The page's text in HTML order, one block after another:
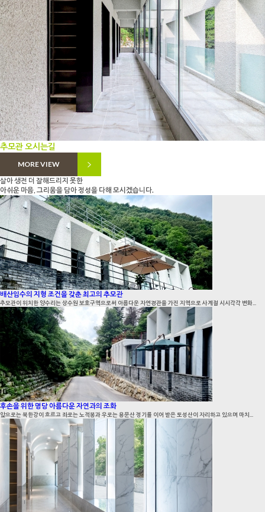
추모관 오시는길
MORE VIEW
살아 생전 더 잘해드리지 못한
아쉬운 마음, 그리움을 담아 정성을 다해 모시겠습니다.
배산임수의 지형 조건을 갖춘 최고의 추모관
추모관이 위치한 양수리는 상수원 보호구역으로써 아름다운 자연경관을 가진 지역으로 사계절 시시각각 변화...
후손을 위한 명당 아름다운 자연과의 조화
앞으로는 북한강이 흐르고 좌로는 노적봉과 우로는 용문산 정기를 이어 받은 토성산이 자리하고 있으며 마치...